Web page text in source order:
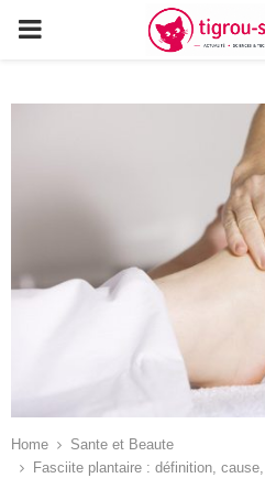
PRIMARY
Home
Sante et Beaute
Fasciite plantaire : définition,